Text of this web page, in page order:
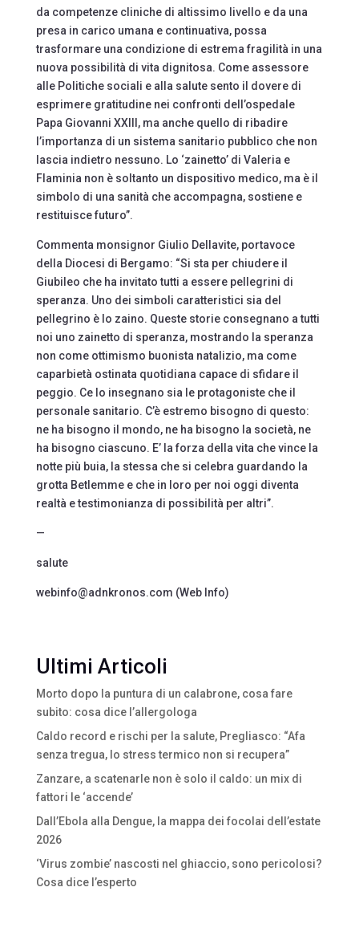
da competenze cliniche di altissimo livello e da una
presa in carico umana e continuativa, possa
trasformare una condizione di estrema fragilità in una
nuova possibilità di vita dignitosa. Come assessore
alle Politiche sociali e alla salute sento il dovere di
esprimere gratitudine nei confronti dell’ospedale
Papa Giovanni XXIII, ma anche quello di ribadire
l’importanza di un sistema sanitario pubblico che non
lascia indietro nessuno. Lo ‘zainetto’ di Valeria e
Flaminia non è soltanto un dispositivo medico, ma è il
simbolo di una sanità che accompagna, sostiene e
restituisce futuro”.
Commenta monsignor Giulio Dellavite, portavoce
della Diocesi di Bergamo: “Si sta per chiudere il
Giubileo che ha invitato tutti a essere pellegrini di
speranza. Uno dei simboli caratteristici sia del
pellegrino è lo zaino. Queste storie consegnano a tutti
noi uno zainetto di speranza, mostrando la speranza
non come ottimismo buonista natalizio, ma come
caparbietà ostinata quotidiana capace di sfidare il
peggio. Ce lo insegnano sia le protagoniste che il
personale sanitario. C’è estremo bisogno di questo:
ne ha bisogno il mondo, ne ha bisogno la società, ne
ha bisogno ciascuno. E’ la forza della vita che vince la
notte più buia, la stessa che si celebra guardando la
grotta Betlemme e che in loro per noi oggi diventa
realtà e testimonianza di possibilità per altri”.
—
salute
webinfo@adnkronos.com (Web Info)
Ultimi Articoli
Morto dopo la puntura di un calabrone, cosa fare
subito: cosa dice l’allergologa
Caldo record e rischi per la salute, Pregliasco: “Afa
senza tregua, lo stress termico non si recupera”
Zanzare, a scatenarle non è solo il caldo: un mix di
fattori le ‘accende’
Dall’Ebola alla Dengue, la mappa dei focolai dell’estate
2026
‘Virus zombie’ nascosti nel ghiaccio, sono pericolosi?
Cosa dice l’esperto